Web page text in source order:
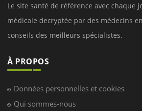
Le site santé de référence avec chaque
médicale decryptée par des médecins
conseils des meilleurs spécialistes.
À PROPOS
Données personnelles et cookies
Qui sommes-nous